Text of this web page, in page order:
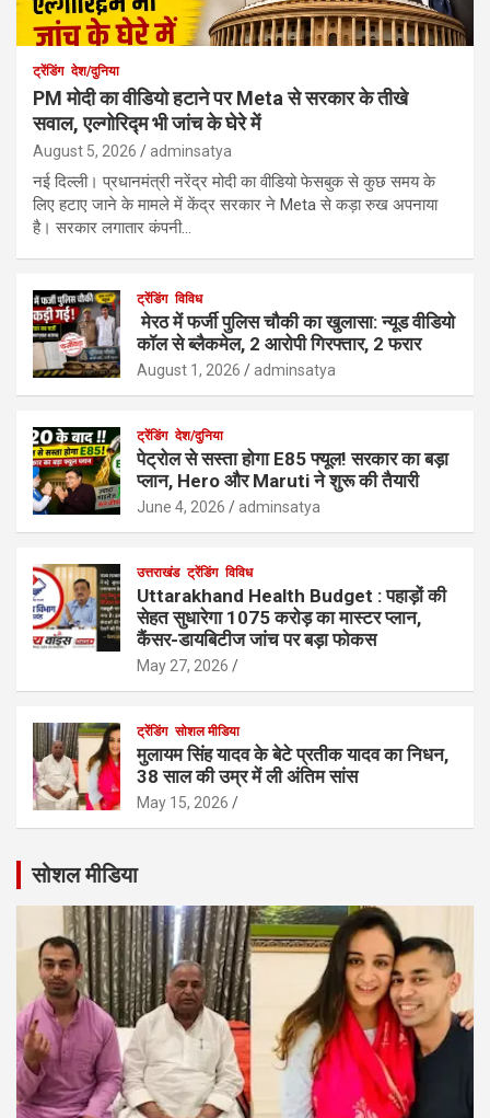
ट्रेंडिंग देश/दुनिया
PM मोदी का वीडियो हटाने पर Meta से सरकार के तीखे
सवाल, एल्गोरिद्म भी जांच के घेरे में
August 5, 2026 adminsatya
नई दिल्ली। प्रधानमंत्री नरेंद्र मोदी का वीडियो फेसबुक से कुछ समय के
लिए हटाए जाने के मामले में केंद्र सरकार ने Meta से कड़ा रुख अपनाया
है। सरकार लगातार कंपनी…
ट्रेंडिंग विविध
मेरठ में फर्जी पुलिस चौकी का खुलासा: न्यूड वीडियो
कॉल से ब्लैकमेल, 2 आरोपी गिरफ्तार, 2 फरार
August 1, 2026 adminsatya
ट्रेंडिंग देश/दुनिया
पेट्रोल से सस्ता होगा E85 फ्यूल! सरकार का बड़ा
प्लान, Hero और Maruti ने शुरू की तैयारी
June 4, 2026 adminsatya
उत्तराखंड ट्रेंडिंग विविध
Uttarakhand Health Budget : पहाड़ों की
सेहत सुधारेगा 1075 करोड़ का मास्टर प्लान,
कैंसर-डायबिटीज जांच पर बड़ा फोकस
May 27, 2026
ट्रेंडिंग सोशल मीडिया
मुलायम सिंह यादव के बेटे प्रतीक यादव का निधन,
38 साल की उम्र में ली अंतिम सांस
May 15, 2026
सोशल मीडिया